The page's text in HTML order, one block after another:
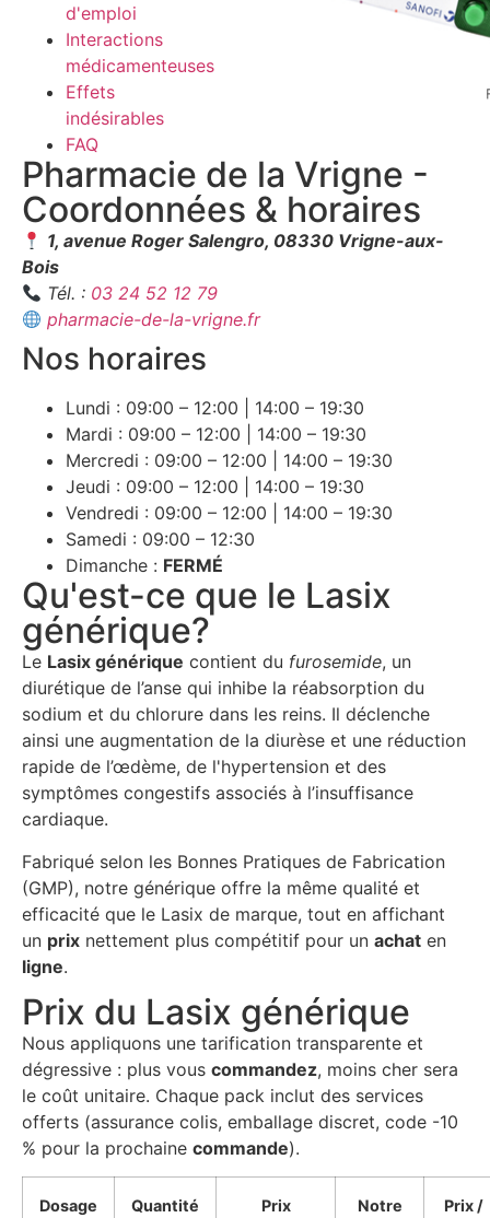
d'emploi
Interactions
médicamenteuses
Effets
indésirables
FAQ
Pharmacie de la Vrigne -
Coordonnées & horaires
1, avenue Roger Salengro, 08330 Vrigne-aux-
Bois
Tél. : 03 24 52 12 79
pharmacie-de-la-vrigne.fr
Nos horaires
Lundi : 09:00 – 12:00 | 14:00 – 19:30
Mardi : 09:00 – 12:00 | 14:00 – 19:30
Mercredi : 09:00 – 12:00 | 14:00 – 19:30
Jeudi : 09:00 – 12:00 | 14:00 – 19:30
Vendredi : 09:00 – 12:00 | 14:00 – 19:30
Samedi : 09:00 – 12:30
Dimanche : FERMÉ
Qu'est-ce que le Lasix
générique?
Le Lasix générique contient du furosemide, un
diurétique de l’anse qui inhibe la réabsorption du
sodium et du chlorure dans les reins. Il déclenche
ainsi une augmentation de la diurèse et une réduction
rapide de l’œdème, de l'hypertension et des
symptômes congestifs associés à l’insuffisance
cardiaque.
Fabriqué selon les Bonnes Pratiques de Fabrication
(GMP), notre générique offre la même qualité et
efficacité que le Lasix de marque, tout en affichant
un prix nettement plus compétitif pour un achat en
ligne.
Prix du Lasix générique
Nous appliquons une tarification transparente et
dégressive : plus vous commandez, moins cher sera
le coût unitaire. Chaque pack inclut des services
offerts (assurance colis, emballage discret, code -10
% pour la prochaine commande).
Dosage Quantité
Prix
Notre
Prix /